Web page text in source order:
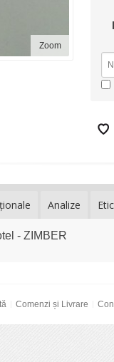
Zoom
Analize
- ZIMBER
Comenzi și Livrare